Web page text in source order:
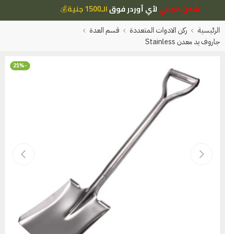
شحن مجانيلأي أوردر فوقالـ1500 جنية 💰
الرئيسية ركن الادوات المتعددة
قسم العدة
جاروف يد معدن Stainless
-21%